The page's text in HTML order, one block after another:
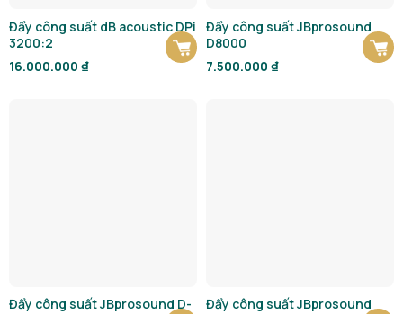
Đẩy công suất dB acoustic DPi
3200:2
16.000.000 ₫
Đẩy công suất JBprosound
D8000
7.500.000 ₫
Đẩy công suất JBprosound D-
Đẩy công suất JBprosound